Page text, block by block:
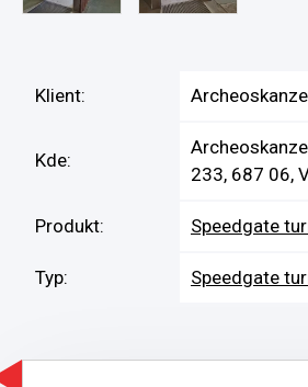
Klient:
Kde:
233, 687 06,
Produkt: Speedgate
Typ: Speedgate